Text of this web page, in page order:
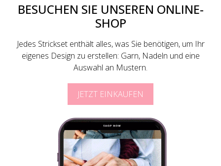
BESUCHEN SIE UNSEREN ONLINE-
SHOP
Jedes Strickset enthält alles, was Sie benötigen, um Ihr
eigenes Design zu erstellen: Garn, Nadeln und eine
Auswahl an Mustern.
JETZT EINKAUFEN